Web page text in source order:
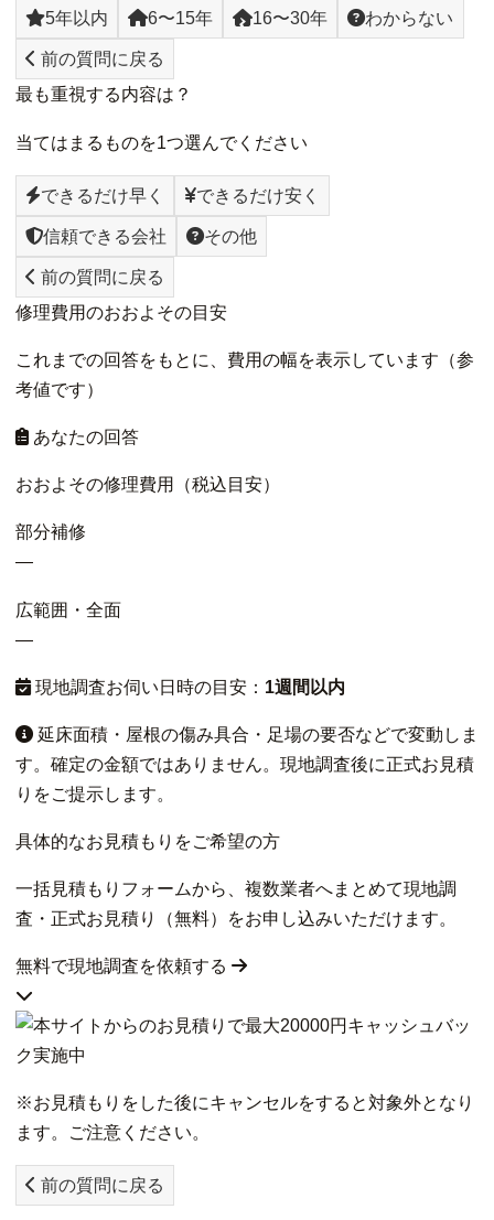
5年以内 6〜15年 16〜30年 わからない
前の質問に戻る
最も重視する内容は？
当てはまるものを1つ選んでください
できるだけ早く できるだけ安く
信頼できる会社 その他
前の質問に戻る
修理費用のおおよその目安
これまでの回答をもとに、費用の幅を表示しています（参
考値です）
あなたの回答
おおよその修理費用（税込目安）
部分補修
—
広範囲・全面
—
現地調査お伺い日時の目安： 1週間以内
延床面積・屋根の傷み具合・足場の要否などで変動しま
す。確定の金額ではありません。現地調査後に正式お見積
りをご提示します。
具体的なお見積もりをご希望の方
一括見積もりフォームから、複数業者へまとめて現地調
査・正式お見積り（無料）をお申し込みいただけます。
無料で現地調査を依頼する
※お見積もりをした後にキャンセルをすると対象外となり
ます。ご注意ください。
前の質問に戻る